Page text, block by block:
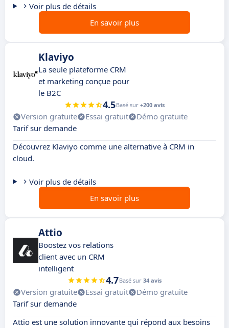
Voir plus de détails
En savoir plus
Klaviyo
La seule plateforme CRM
et marketing conçue pour
le B2C
4.5Basé sur +200 avis
Version gratuite Essai gratuit
Démo gratuite
Tarif sur demande
Découvrez Klaviyo comme une alternative à CRM in
cloud.
Voir plus de détails
En savoir plus
Attio
Boostez vos relations
client avec un CRM
intelligent
4.7Basé sur 34 avis
Version gratuite Essai gratuit
Démo gratuite
Tarif sur demande
Attio est une solution innovante qui répond aux besoins